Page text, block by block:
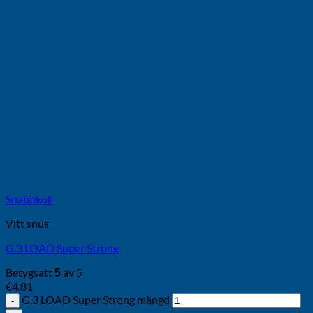
Snabbkoll
Vitt snus
G.3 LOAD Super Strong
Betygsatt5av 5
€4.81
G.3 LOAD Super Strong mängd